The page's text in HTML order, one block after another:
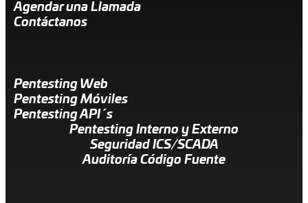
Agendar una Llamada
Contáctanos
Pentesting Web
Pentesting Móviles
Pentesting API´s
Pentesting Interno y Externo
Seguridad ICS/SCADA
Auditoría Código Fuente